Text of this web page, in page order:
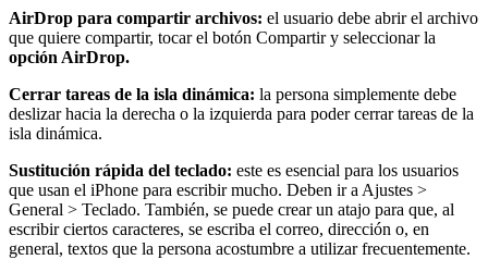
AirDrop para compartir archivos: el usuario debe abrir el archivo
que quiere compartir, tocar el botón Compartir y seleccionar la
opción AirDrop.
Cerrar tareas de la isla dinámica: la persona simplemente debe
deslizar hacia la derecha o la izquierda para poder cerrar tareas de la
isla dinámica.
Sustitución rápida del teclado: este es esencial para los usuarios
que usan el iPhone para escribir mucho. Deben ir a Ajustes >
General > Teclado. También, se puede crear un atajo para que, al
escribir ciertos caracteres, se escriba el correo, dirección o, en
general, textos que la persona acostumbre a utilizar frecuentemente.